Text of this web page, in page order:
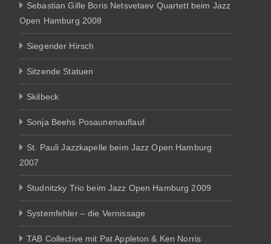
Sebastian Gille Boris Netsvetaev Quartett beim Jazz
Open Hamburg 2008
Siegender Hirsch
Sitzende Statuen
Skilbeck
Sonja Beehs Posaunenauflauf
St. Pauli Jazzkapelle beim Jazz Open Hamburg
2007
Studnitzky Trio beim Jazz Open Hamburg 2009
Systemfehler – die Vernissage
TAB Collective mit Pat Appleton & Ken Norris